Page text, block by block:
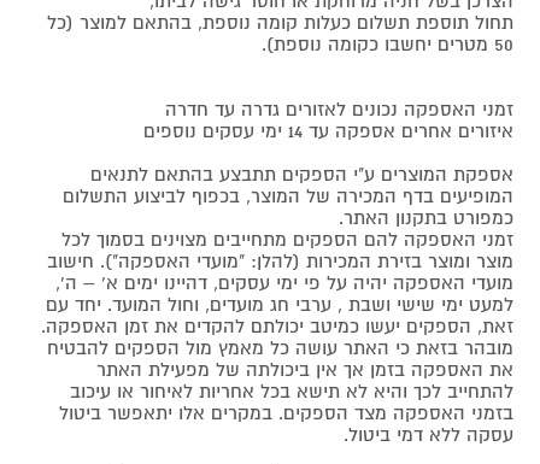
תחול תוספת תשלום כעלות קומה נוספת, בהתאם למוצר (כל
50 מטרים יחשבו כקומה נוספת).
זמני האספקה נכונים לאזורים גדרה עד חדרה
איזורים אחרים אספקה עד 14 ימי עסקים נוספים
אספקת המוצרים ע"י הספקים תתבצע בהתאם לתנאים
המופיעים בדף המכירה של המוצר, בכפוף לביצוע התשלום
כמפורט בתקנון האתר.
זמני האספקה להם הספקים מתחייבים מצוינים בסמוך לכל
מוצר ומוצר בזירת המכירות (להלן: "מועדי האספקה"). חישוב
מועדי האספקה יהיה על פי ימי עסקים, דהיינו ימים א' – ה',
למעט ימי שישי ושבת , ערבי חג מועדים, וחול המועד. יחד עם
זאת, הספקים יעשו כמיטב יכולתם להקדים את זמן האספקה.
מובהר בזאת כי האתר עושה כל מאמץ מול הספקים להבטיח
את האספקה בזמן אך אין ביכולתה של מפעילת האתר
להתחייב לכך והיא לא תישא בכל אחריות לאיחור או עיכוב
בזמני האספקה מצד הספקים. במקרים אלו יתאפשר ביטול
עסקה ללא דמי ביטול.